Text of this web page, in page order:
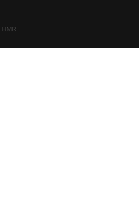
HMR